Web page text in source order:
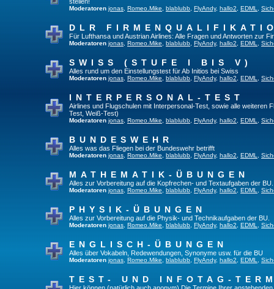
Moderatoren jonas Romeo.Mike blablubb FlyAndy, hallo2 EDML
DLR
Für Lufthansa und Austrian Airlines: Alle Fragen und Antworten zur
Moderatoren jonas Romeo.Mike blablubb FlyAndy, hallo2 EDML
SWISS (STUFE I BIS V)
Alles rund um den Einstellungstest für Ab Initios bei Swiss
Moderatoren jonas Romeo.Mike blablubb FlyAndy, hallo2 EDML
INTERPERSONAL-TEST
Airlines und Flugschulen mit Interpersonal-Test, sowie alle weiteren
Test, Weiß-Test)
Moderatoren jonas Romeo.Mike blablubb FlyAndy, hallo2 EDML
BUNDESWEHR
Alles was das Fliegen bei der Bundeswehr betrifft
Moderatoren jonas Romeo.Mike blablubb FlyAndy, hallo2 EDML
MATHEMATIK-ÜBUNGEN
Alles zur Vorbereitung auf die Kopfrechen- und Textaufgaben der BU.
Moderatoren jonas Romeo.Mike blablubb FlyAndy, hallo2 EDML
PHYSIK-ÜBUNGEN
Alles zur Vorbereitung auf die Physik- und Technikaufgaben der BU.
Moderatoren jonas Romeo.Mike blablubb FlyAndy, hallo2 EDML
ENGLISCH-ÜBUNGEN
Alles über Vokabeln, Redewendungen, Synonyme usw. für die BU
Moderatoren jonas Romeo.Mike blablubb FlyAndy, hallo2 EDML
TEST- UND INFOTAG-